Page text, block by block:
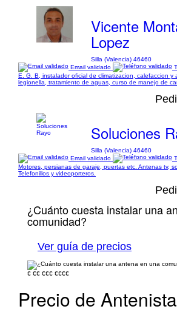
Vicente
Lopez
Silla (Valencia) 46460
Email validado
E. G. B, instalador oficial de climatizacion, calefaccion y
legionella, tratamiento de aguas, curso de manejo de
Soluciones
Silla (Valencia) 46460
Email validado
Motores, persianas de garaje, puertas etc. Antenas tv,
Telefonillos y videoporteros.
¿Cuánto cuesta instalar una
comunidad?
Ver guía de precios
€ €€ €€€ €€€€
Precio de